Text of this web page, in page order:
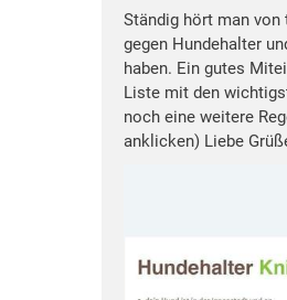
Ständig hört man
gegen Hundehalter
haben. Ein gutes
Liste mit den
noch eine weitere
anklicken) Liebe